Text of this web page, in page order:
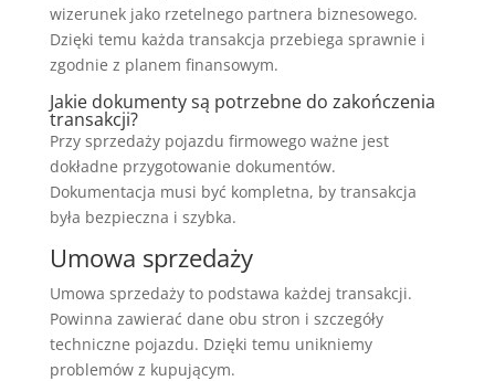
wizerunek jako rzetelnego partnera biznesowego.
Dzięki temu każda transakcja przebiega sprawnie i
zgodnie z planem finansowym.
Jakie dokumenty są potrzebne do zakończenia
transakcji?
Przy sprzedaży pojazdu firmowego ważne jest
dokładne przygotowanie dokumentów.
Dokumentacja musi być kompletna, by transakcja
była bezpieczna i szybka.
Umowa sprzedaży
Umowa sprzedaży to podstawa każdej transakcji.
Powinna zawierać dane obu stron i szczegóły
techniczne pojazdu. Dzięki temu unikniemy
problemów z kupującym.